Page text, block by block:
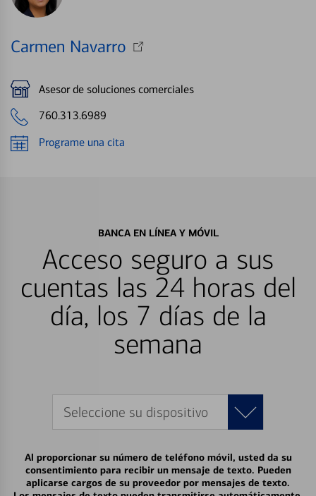
Carmen Navarro
Asesor de soluciones comerciales
760.313.6989
Programe una cita
BANCA EN LÍNEA Y MÓVIL
Acceso seguro a sus
cuentas las 24 horas del
día, los 7 días de la
semana
Seleccione su dispositivo
Al proporcionar su número de teléfono móvil, usted da su
consentimiento para recibir un mensaje de texto. Pueden
aplicarse cargos de su proveedor por mensajes de texto.